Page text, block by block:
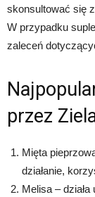
skonsultować się
W przypadku
zaleceń
przez
Mięta
działanie,
Melisa –